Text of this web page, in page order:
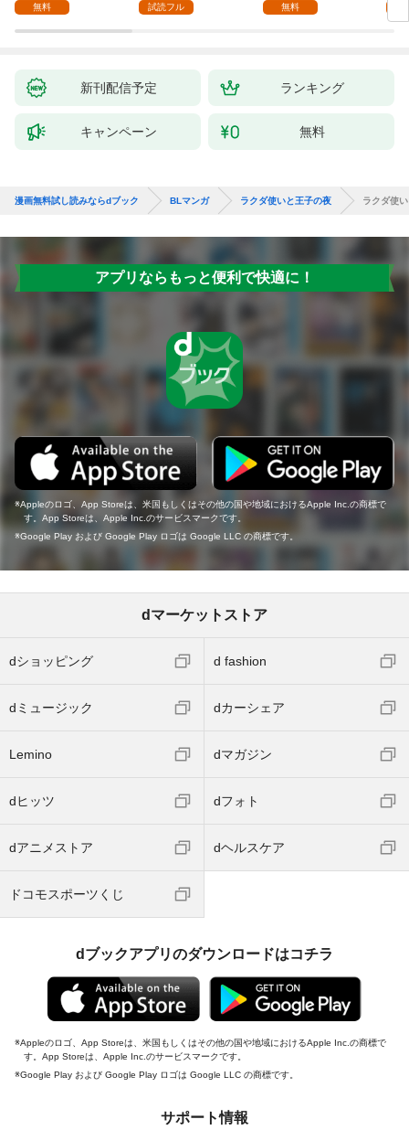
無料 試読フル 無料
新刊配信予定 ランキング
キャンペーン 無料
漫画無料試し読みならdブック BLマンガ ラクダ使いと王子の夜 ラクダ使
アプリならもっと便利で快適に！
Appleのロゴ、App Storeは、米国もしくはその他の国や地域におけるApple Inc.の商標で
す。App Storeは、Apple Inc.のサービスマークです。
Google Play および Google Play ロゴは Google LLC の商標です。
dマーケットストア
dショッピング d fashion
dミュージック dカーシェア
Lemino dマガジン
dヒッツ dフォト
dアニメストア dヘルスケア
ドコモスポーツくじ
dブックアプリのダウンロードはコチラ
Appleのロゴ、App Storeは、米国もしくはその他の国や地域におけるApple Inc.の商標で
す。App Storeは、Apple Inc.のサービスマークです。
Google Play および Google Play ロゴは Google LLC の商標です。
サポート情報